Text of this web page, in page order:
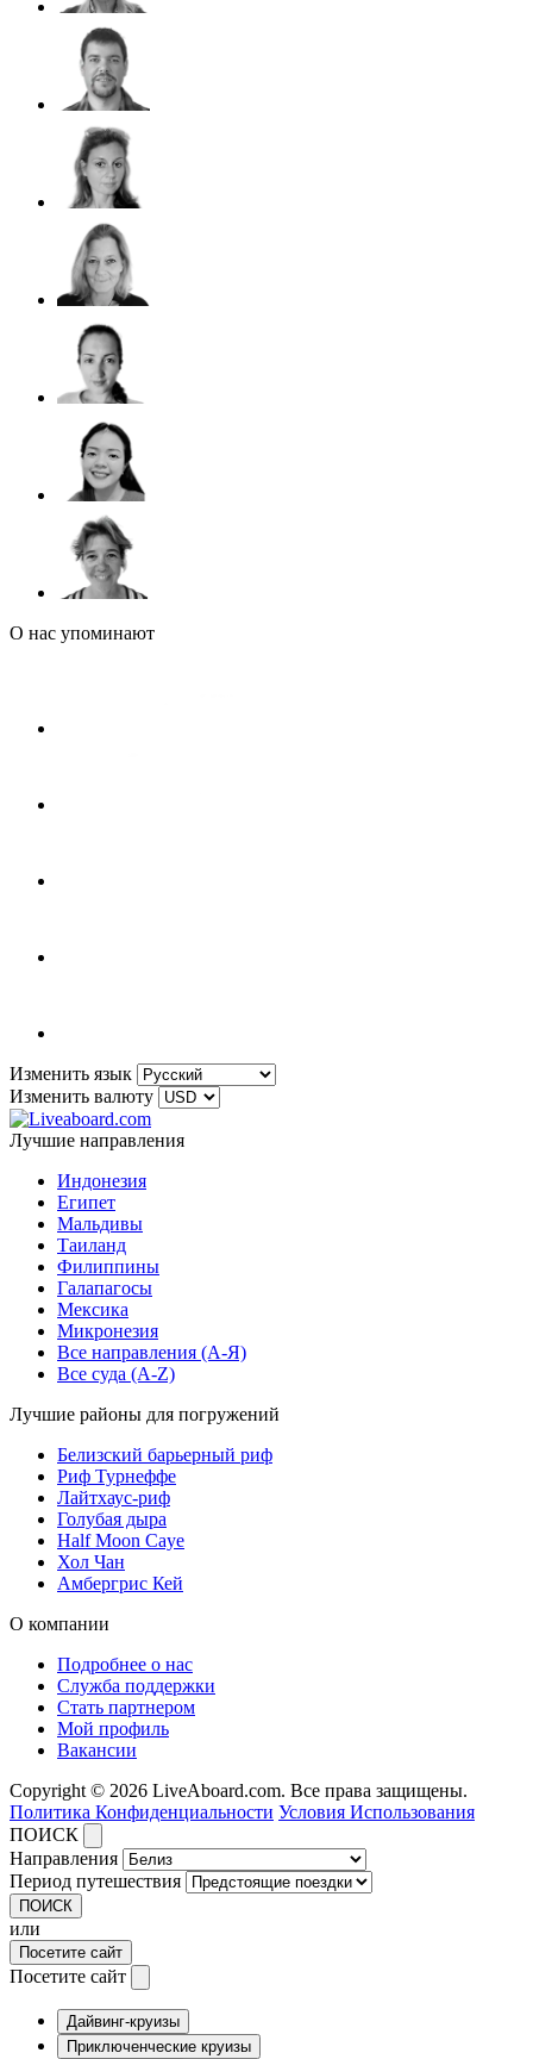
О нас упоминают
Изменить язык
Изменить валюту
Лучшие направления
Индонезия
Египет
Мальдивы
Таиланд
Филиппины
Галапагосы
Мексика
Микронезия
Все направления (A-Я)
Все суда (A-Z)
Лучшие районы для погружений
Белизский барьерный риф
Риф Турнеффе
Лайтхаус-риф
Голубая дыра
Half Moon Caye
Хол Чан
Амбергрис Кей
О компании
Подробнее о нас
Служба поддержки
Стать партнером
Мой профиль
Вакансии
Copyright © 2026 LiveAboard.com. Все права защищены.
Политика Конфиденциальности Условия Использования
ПОИСК
Направления
Период путешествия
ПОИСК
или
Посетите сайт
Посетите сайт
Дайвинг-круизы
Приключенческие круизы